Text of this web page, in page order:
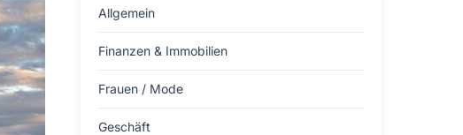
Allgemein
Finanzen & Immobilien
Frauen / Mode
Geschäft